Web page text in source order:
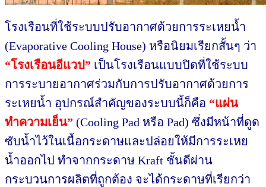
โรงเรือนที่ใช้ระบบปรับอากาศด้วยการระเหยน้ำ
(Evaporative Cooling House) หรือนิยมเรียกสั้นๆ ว่า
“โรงเรือนอีแวป” เป็นโรงเรือนแบบปิดที่ใช้ระบบ
การระบายอากาศร่วมกับการปรับอากาศด้วยการ
ระเหยน้ำ อุปกรณ์สำคัญของระบบนี้ก็คือ “แผ่น
ทำความเย็น” (Cooling Pad หรือ Pad) ซึ่งมีหน้าที่ดูด
ซับน้ำไว้ในเนื้อกระดาษและปล่อยให้มีการระเหย
น้ำออกไป ทำจากกระดาษ Kraft ชั้นดีผ่าน
กระบวนการผลิตที่ถูกต้อง จะได้กระดาษที่เรียกว่า